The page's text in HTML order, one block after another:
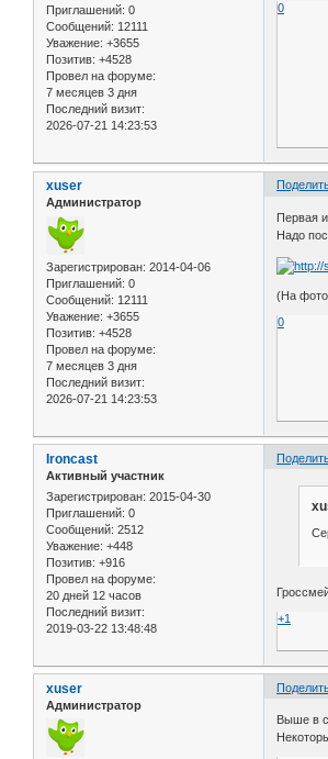
Приглашений: 0
Сообщений: 12111
Уважение: +3655
Позитив: +4528
Провел на форуме:
7 месяцев 3 дня
Последний визит:
2026-07-21 14:23:53
0
xuser
Администратор
Зарегистрирован: 2014-04-06
Приглашений: 0
Сообщений: 12111
Уважение: +3655
Позитив: +4528
Провел на форуме:
7 месяцев 3 дня
Последний визит:
2026-07-21 14:23:53
Первая
Надо
(На
0
Ironcast
Активный участник
Зарегистрирован: 2015-04-30
Приглашений: 0
Сообщений: 2512
Уважение: +448
Позитив: +916
Провел на форуме:
20 дней 12 часов
Последний визит:
2019-03-22 13:48:48
+1
xuser
Администратор
Выше в